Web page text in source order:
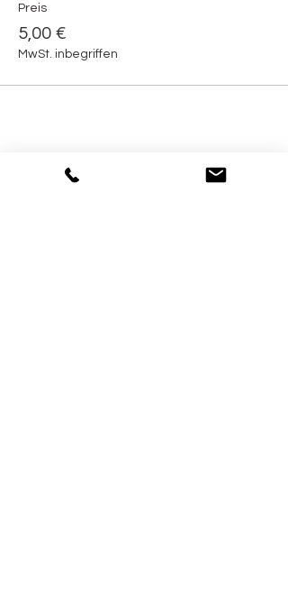
Preis
5,00 €
MwSt. inbegriffen
Diese Veranstaltung teilen